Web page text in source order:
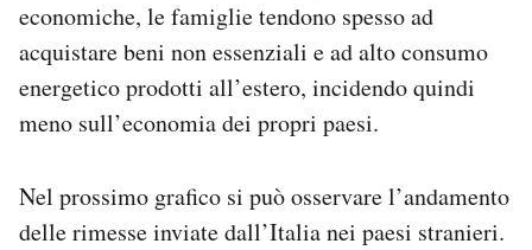
economiche, le famiglie tendono spesso ad
acquistare beni non essenziali e ad alto consumo
energetico prodotti all’estero, incidendo quindi
meno sull’economia dei propri paesi.
Nel prossimo grafico si può osservare l’andamento
delle rimesse inviate dall’Italia nei paesi stranieri.